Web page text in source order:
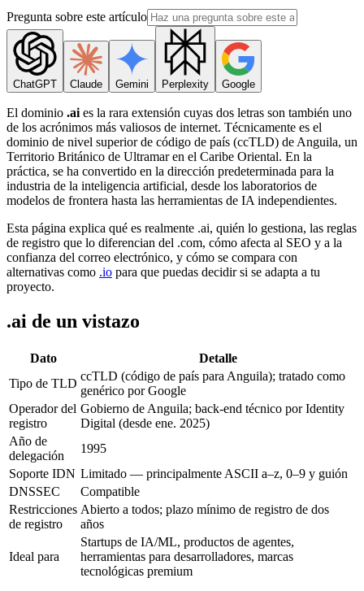
Pregunta sobre este artículo
ChatGPT Claude Gemini Perplexity Google
El dominio .ai es la rara extensión cuyas dos letras son también uno
de los acrónimos más valiosos de internet. Técnicamente es el
dominio de nivel superior de código de país (ccTLD) de Anguila, un
Territorio Británico de Ultramar en el Caribe Oriental. En la
práctica, se ha convertido en la dirección predeterminada para la
industria de la inteligencia artificial, desde los laboratorios de
modelos de frontera hasta las herramientas de IA independientes.
Esta página explica qué es realmente .ai, quién lo gestiona, las reglas
de registro que lo diferencian del .com, cómo afecta al SEO y a la
confianza del correo electrónico, y cómo se compara con
alternativas como .io para que puedas decidir si se adapta a tu
proyecto.
.ai de un vistazo
Dato
Detalle
Tipo de TLD
ccTLD (código de país para Anguila); tratado como
genérico por Google
Operador del
registro
Gobierno de Anguila; back-end técnico por Identity
Digital (desde ene. 2025)
Año de
delegación
1995
Soporte IDN Limitado — principalmente ASCII a–z, 0–9 y guión
DNSSEC
Compatible
Restricciones
de registro
Abierto a todos; plazo mínimo de registro de dos
años
Ideal para
Startups de IA/ML, productos de agentes,
herramientas para desarrolladores, marcas
tecnológicas premium